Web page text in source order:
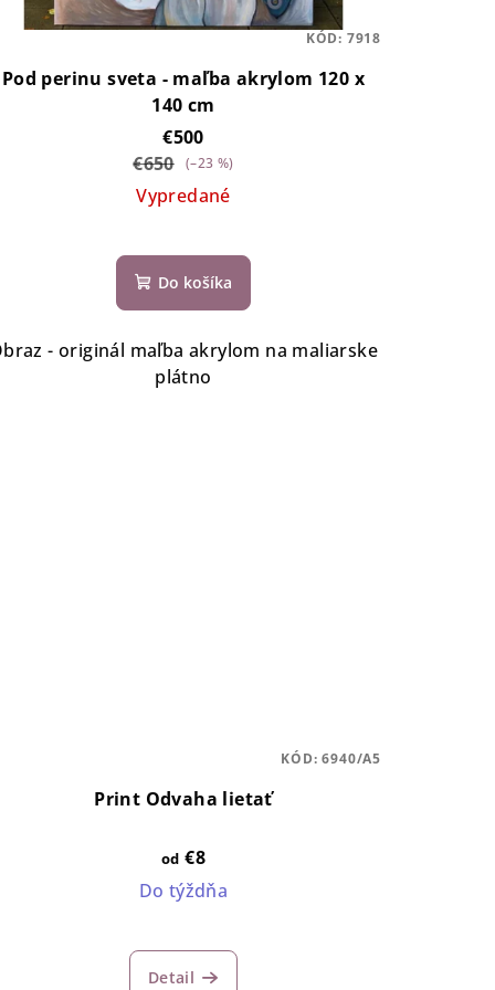
Pod perinu sveta - maľba akrylom 120 x
140 cm
€500
€650 (–23 %)
Vypredané
Do košíka
- originál maľba akrylom na maliarske
plátno
KÓD: 7918
Print Odvaha lietať
od €8
Do týždňa
Detail
KÓD:6940/A5